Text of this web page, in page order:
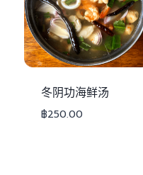
冬阴功海鲜汤
฿250.00